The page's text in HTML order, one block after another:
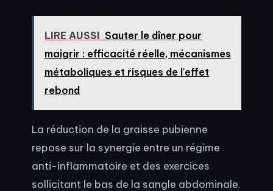
LIRE AUSSI Sauter le dîner pour
maigrir : efficacité réelle, mécanismes
métaboliques et risques de l'effet
rebond
La réduction de la graisse pubienne
repose sur la synergie entre un régime
anti-inflammatoire et des exercices
sollicitant le bas de la sangle abdominale.